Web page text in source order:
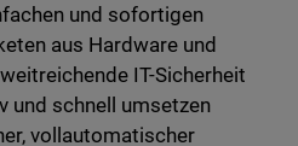
und sofortigen
aus Hardware und
IT-Sicherheit
und schnell umsetzen
vollautomatischer